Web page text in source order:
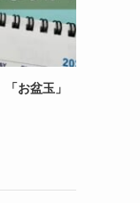
お盆玉」